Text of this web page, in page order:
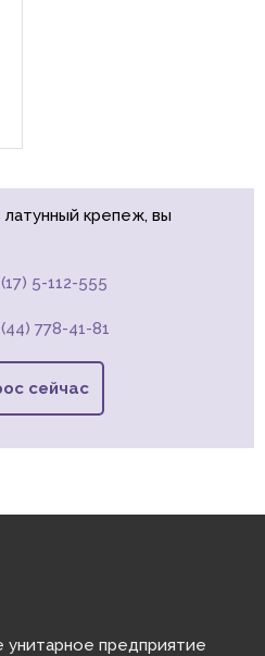
крепеж, вы
5-112-555
778-41-81
сейчас
унитарное предприятие